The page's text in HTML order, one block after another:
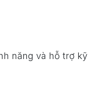
năng và hỗ trợ kỹ